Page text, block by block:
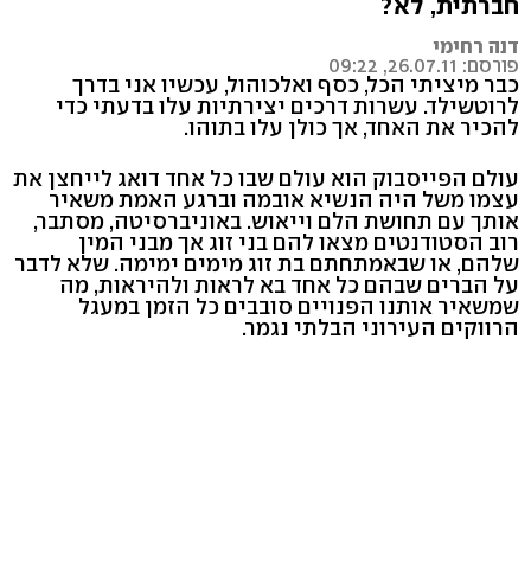
דנה רחימי
פורסם: 26.07.11, 09:22
כבר מיציתי הכל, כסף ואלכוהול, עכשיו אני בדרך
לרוטשילד. עשרות דרכים יצירתיות עלו בדעתי כדי
להכיר את האחד, אך כולן עלו בתוהו.
עולם הפייסבוק הוא עולם שבו כל אחד דואג לייחצן את
עצמו משל היה הנשיא אובמה וברגע האמת משאיר
אותך עם תחושת הלם וייאוש. באוניברסיטה, מסתבר,
רוב הסטודנטים מצאו להם בני זוג אך מבני המין
שלהם, או שבאמתחתם בת זוג מימים ימימה. שלא לדבר
על הברים שבהם כל אחד בא לראות ולהיראות, מה
שמשאיר אותנו הפנויים סובבים כל הזמן במעגל
הרווקים העירוני הבלתי נגמר.